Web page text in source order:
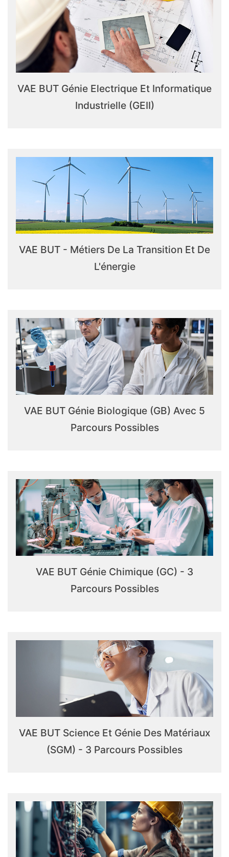
VAE BUT Génie Electrique Et Informatique
Industrielle (GEII)
VAE BUT - Métiers De La Transition Et De
L'énergie
VAE BUT Génie Biologique (GB) Avec 5
Parcours Possibles
VAE BUT Génie Chimique (GC) - 3
Parcours Possibles
VAE BUT Science Et Génie Des Matériaux
(SGM) - 3 Parcours Possibles